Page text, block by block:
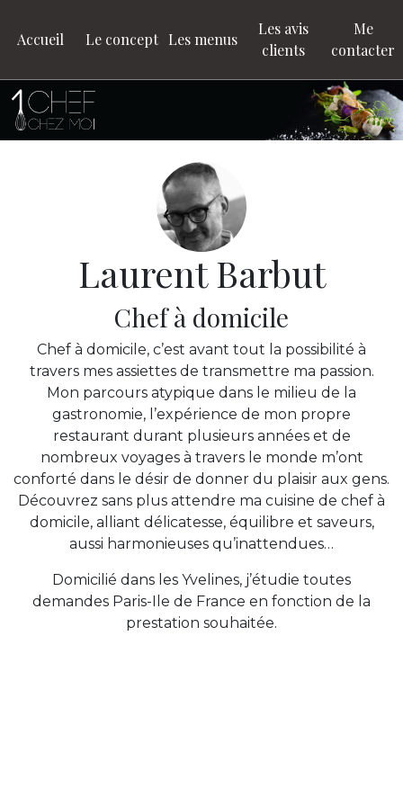
Accueil Le concept Les menus
Les avis
clients
Me
contacter
Laurent Barbut
Chef à domicile
Chef à domicile, c’est avant tout la possibilité à
travers mes assiettes de transmettre ma passion.
Mon parcours atypique dans le milieu de la
gastronomie, l’expérience de mon propre
restaurant durant plusieurs années et de
nombreux voyages à travers le monde m’ont
conforté dans le désir de donner du plaisir aux gens.
Découvrez sans plus attendre ma cuisine de chef à
domicile, alliant délicatesse, équilibre et saveurs,
aussi harmonieuses qu’inattendues…
Domicilié dans les Yvelines, j’étudie toutes
demandes Paris-Ile de France en fonction de la
prestation souhaitée.